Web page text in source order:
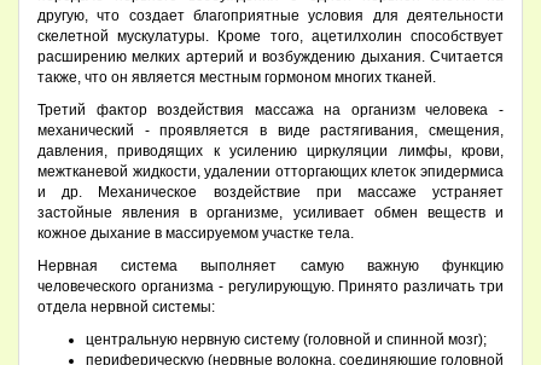
другую, что создает благоприятные условия для деятельности
скелетной мускулатуры. Кроме того, ацетилхолин способствует
расширению мелких артерий и возбуждению дыхания. Считается
также, что он является местным гормоном многих тканей.
Третий фактор воздействия массажа на организм человека -
механический - проявляется в виде растягивания, смещения,
давления, приводящих к усилению циркуляции лимфы, крови,
межтканевой жидкости, удалении отторгающих клеток эпидермиса
и др. Механическое воздействие при массаже устраняет
застойные явления в организме, усиливает обмен веществ и
кожное дыхание в массируемом участке тела.
Нервная система выполняет самую важную функцию
человеческого организма - регулирующую. Принято различать три
отдела нервной системы:
центральную нервную систему (головной и спинной мозг);
периферическую (нервные волокна, соединяющие головной